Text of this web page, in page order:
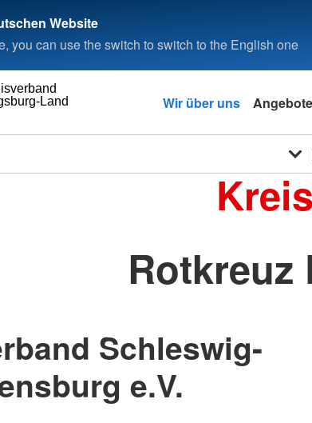
Website
you can use the switch to switch to the English one
Land Wir über uns Angebote
Rotkreuz
Schleswig-
e.V.